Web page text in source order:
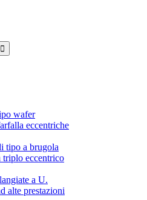
wafer
eccentriche
tipo a brugola
triplo eccentrico
a U.
alte prestazioni